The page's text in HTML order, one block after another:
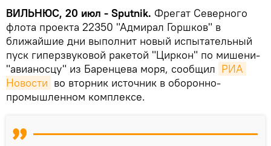
ВИЛЬНЮС, 20 июл - Sputnik. Фрегат Северного
флота проекта 22350 "Адмирал Горшков" в
ближайшие дни выполнит новый испытательный
пуск гиперзвуковой ракетой "Циркон" по мишени-
"авианосцу" из Баренцева моря, сообщил РИА
Новости во вторник источник в оборонно-
промышленном комплексе.